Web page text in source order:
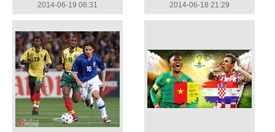
2014-06-19 06:31
2014-06-18 21:29